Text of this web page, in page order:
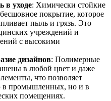
в уходе: Химически стойкие
покрытие, которое
пыль и грязь. Это
учреждений и
с высокими
дизайнов: Полимерные
в любой цвет и даже
что позволяет
в промышленных, но и в
помещениях.